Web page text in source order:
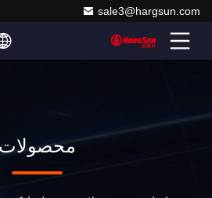
sale3@hargsun.com
محصولات